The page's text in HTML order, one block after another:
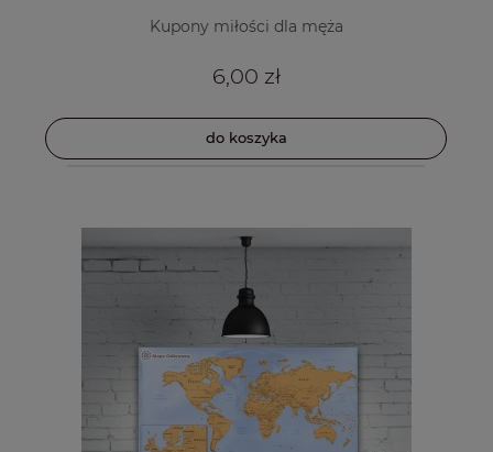
Kupony miłości dla męża
6,00 zł
do koszyka